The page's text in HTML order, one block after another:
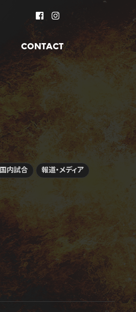
CONTACT
国内試合 報道・メディア